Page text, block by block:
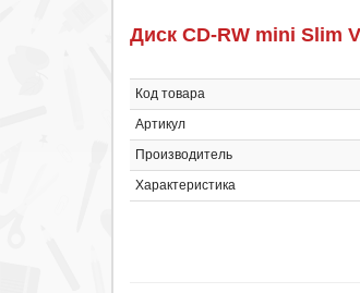
Диск CD-RW mini Slim
Код товара
Артикул
Производитель
Характеристика